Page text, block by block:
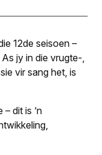
12de seisoen –
jy in die vrugte-,
vir sang het, is
dit is ‘n